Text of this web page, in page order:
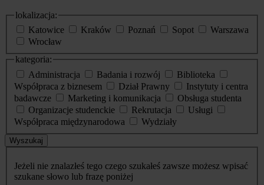
lokalizacja:
Katowice
Kraków Poznań Sopot
Warszawa
Wrocław
kategoria:
Administracja
Badania i rozwój
Biblioteka
Współpraca z biznesem
Dział Prawny
Instytuty i centra
badawcze
Marketing i komunikacja
Obsługa studenta
Organizacje studenckie
Rekrutacja
Usługi
Współpraca międzynarodowa
Wydziały
Wyszukaj
Jeżeli nie znalazłeś tego czego szukałeś zawsze możesz wpisać
szukane słowo lub frazę poniżej